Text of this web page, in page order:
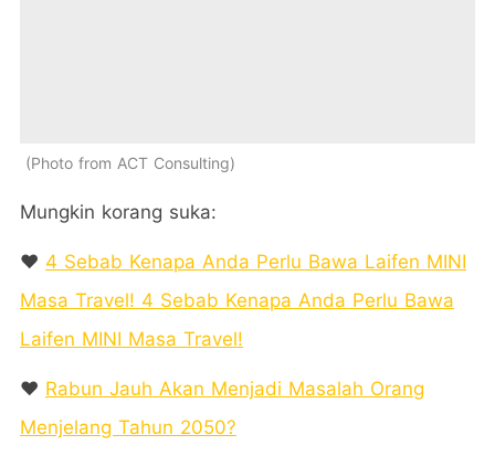
Photo from ACT Consulting
Mungkin korang suka:
❤️ 4 Sebab Kenapa Anda Perlu Bawa Laifen MINI
Masa Travel! 4 Sebab Kenapa Anda Perlu Bawa
Laifen MINI Masa Travel!
❤️ Rabun Jauh Akan Menjadi Masalah Orang
Menjelang Tahun 2050?